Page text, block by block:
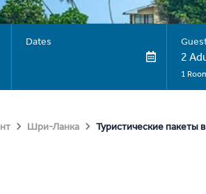
Dates
2
1
Шри-Ланка Туристические пакеты